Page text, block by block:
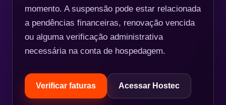
momento. A suspensão pode estar relacionada
a pendências financeiras, renovação vencida
ou alguma verificação administrativa
necessária na conta de hospedagem.
Verificar faturas Acessar Hostec